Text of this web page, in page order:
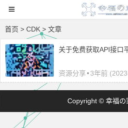
首页 > CDK > 文章
关于免费获取API接口
资源分享•3年前
Copyright © 幸福の